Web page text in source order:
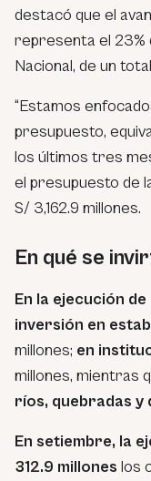
destacó que el
representa el 23%
Nacional, de un
“Estamos
presupuesto,
los últimos tres
el presupuesto de
S/ 3,162.9 millones.
En qué se
En la ejecución
inversión en
millones; en
millones, mientras
ríos, quebradas y
En setiembre, la
312.9 millones los